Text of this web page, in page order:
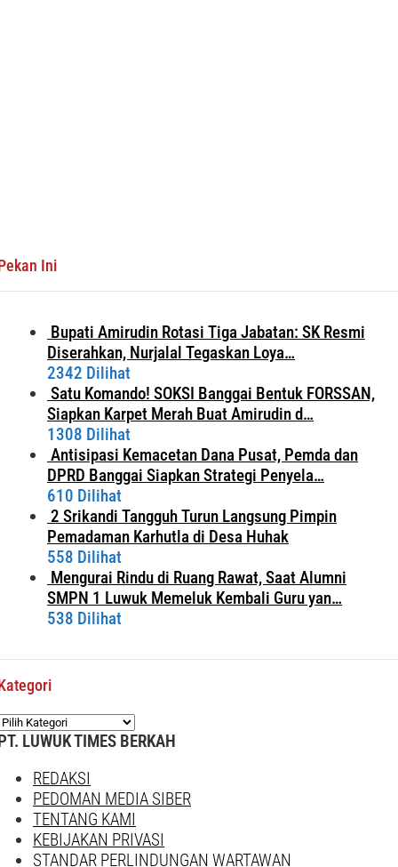
Ini
Bupati Amirudin Rotasi Tiga Jabatan: SK Resmi
Diserahkan, Nurjalal Tegaskan Loya…
2342 Dilihat
Satu Komando! SOKSI Banggai Bentuk FORSSAN,
Siapkan Karpet Merah Buat Amirudin d…
1308 Dilihat
Antisipasi Kemacetan Dana Pusat, Pemda dan
DPRD Banggai Siapkan Strategi Penyela…
610 Dilihat
2 Srikandi Tangguh Turun Langsung Pimpin
Pemadaman Karhutla di Desa Huhak
558 Dilihat
Mengurai Rindu di Ruang Rawat, Saat Alumni
SMPN 1 Luwuk Memeluk Kembali Guru yan…
538 Dilihat
LUWUK TIMES BERKAH
REDAKSI
PEDOMAN MEDIA SIBER
TENTANG KAMI
KEBIJAKAN PRIVASI
STANDAR PERLINDUNGAN WARTAWAN